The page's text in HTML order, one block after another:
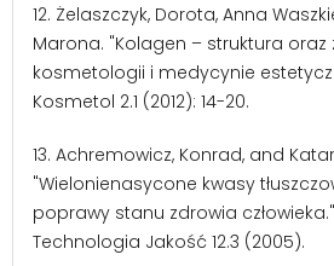
12. Żelaszczyk, Dorota, Anna
Marona. "Kolagen – struktura
kosmetologii i medycynie
Kosmetol 2.1 (2012): 14-20.
13. Achremowicz, Konrad, and
"Wielonienasycone kwasy
poprawy stanu zdrowia
Technologia Jakość 12.3 (2005).